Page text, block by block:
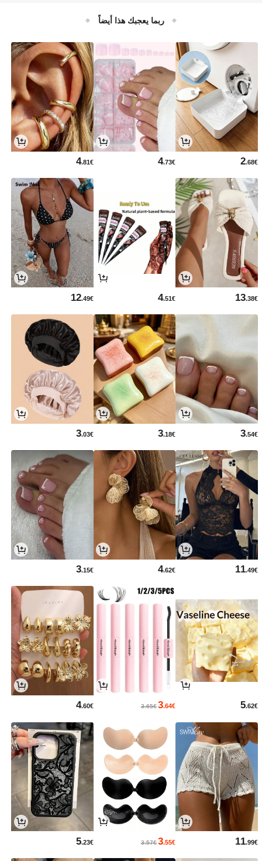
ربما يعجبك هذا أيضاً
2.68€
4.73€
4.81€
13.38€
4.51€
12.49€
3.54€
3.18€
3.03€
11.49€
4.62€
3.15€
5.62€
3.64€
3.65€
4.60€
11.99€
3.55€
3.57€
5.23€